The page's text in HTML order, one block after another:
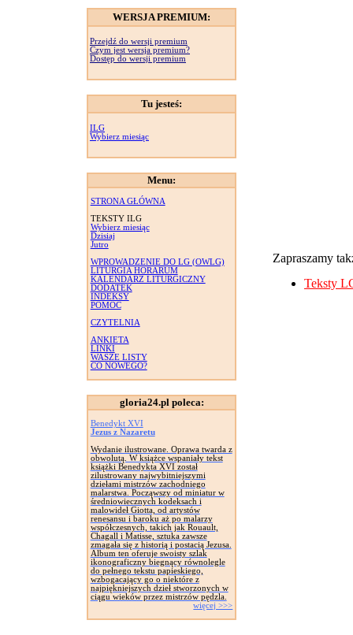
WERSJA PREMIUM:
Przejdź do wersji premium
Czym jest wersja premium?
Dostęp do wersji premium
Tu jesteś:
ILG
Wybierz miesiąc
Menu:
STRONA GŁÓWNA
TEKSTY ILG
Wybierz miesiąc
Dzisiaj
Jutro
WPROWADZENIE DO LG (OWLG)
LITURGIA HORARUM
KALENDARZ LITURGICZNY
DODATEK
INDEKSY
POMOC
CZYTELNIA
ANKIETA
LINKI
WASZE LISTY
CO NOWEGO?
gloria24.pl poleca:
Benedykt XVI
Jezus z Nazaretu
Wydanie ilustrowane. Oprawa twarda z
obwolutą. W książce wspaniały tekst
książki Benedykta XVI został
zilustrowany najwybitniejszymi
dziełami mistrzów zachodniego
malarstwa. Począwszy od miniatur w
średniowiecznych kodeksach i
malowideł Giotta, od artystów
renesansu i baroku aż po malarzy
współczesnych, takich jak Rouault,
Chagall i Matisse, sztuka zawsze
zmagała się z historią i postacią Jezusa.
Album ten oferuje swoisty szlak
ikonograficzny biegnący równolegle
do pełnego tekstu papieskiego,
wzbogacający go o niektóre z
najpiękniejszych dzieł stworzonych w
ciągu wieków przez mistrzów pędzla.
więcej >>>
Zapraszamy
Teksty